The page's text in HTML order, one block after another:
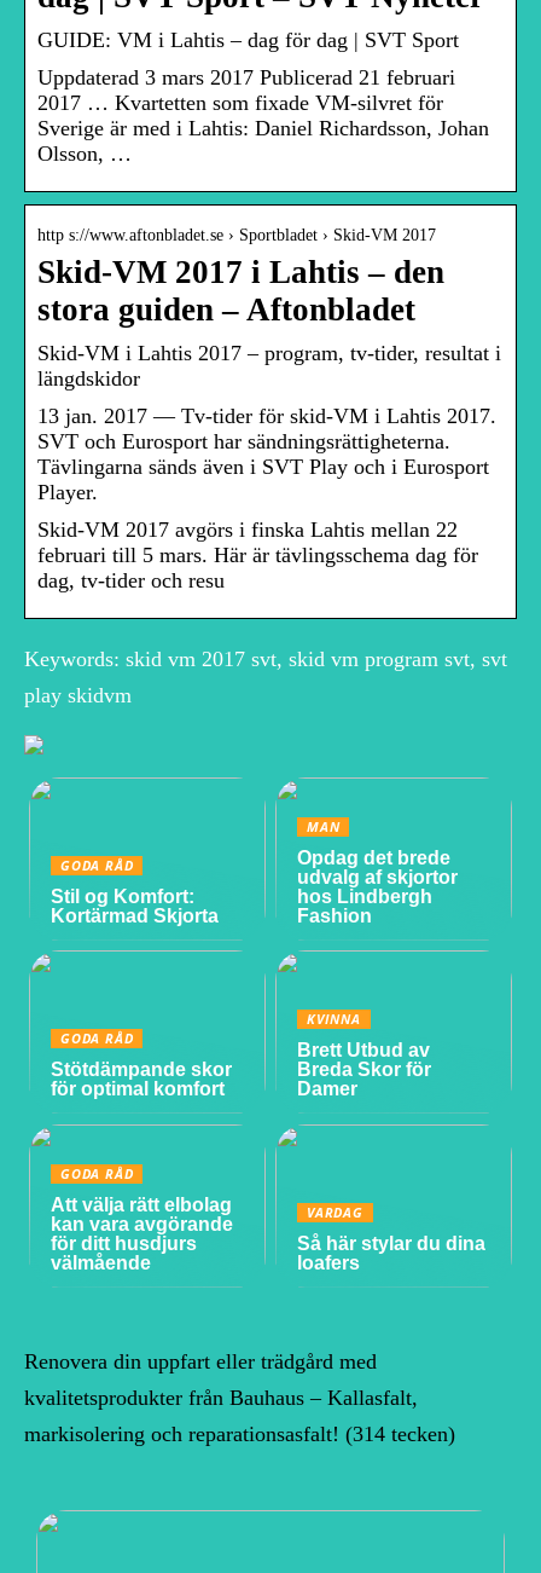
GUIDE: VM i Lahtis – dag för dag | SVT Sport
Uppdaterad 3 mars 2017 Publicerad 21 februari
2017 … Kvartetten som fixade VM-silvret för
Sverige är med i Lahtis: Daniel Richardsson, Johan
Olsson, …
http s://www.aftonbladet.se › Sportbladet › Skid-VM 2017
Skid-VM 2017 i Lahtis – den
stora guiden – Aftonbladet
Skid-VM i Lahtis 2017 – program, tv-tider, resultat i
längdskidor
13 jan. 2017 — Tv-tider för skid-VM i Lahtis 2017.
SVT och Eurosport har sändningsrättigheterna.
Tävlingarna sänds även i SVT Play och i Eurosport
Player.
Skid-VM 2017 avgörs i finska Lahtis mellan 22
februari till 5 mars. Här är tävlingsschema dag för
dag, tv-tider och resu
Keywords: skid vm 2017 svt, skid vm program svt, svt
play skidvm
GODA RÅD
Stil og Komfort:
Kortärmad Skjorta
MAN
Opdag det brede
udvalg af skjortor
hos Lindbergh
Fashion
GODA RÅD
Stötdämpande skor
för optimal komfort
KVINNA
Brett Utbud av
Breda Skor för
Damer
GODA RÅD
Att välja rätt elbolag
kan vara avgörande
för ditt husdjurs
välmående
VARDAG
Så här stylar du dina
loafers
Renovera din uppfart eller trädgård med
kvalitetsprodukter från Bauhaus – Kallasfalt,
markisolering och reparationsasfalt! (314 tecken)